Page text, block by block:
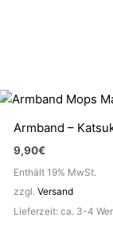
Armband –
9,90€
Enthält 19% MwSt.
zzgl. Versand
Lieferzeit: ca. 3-4